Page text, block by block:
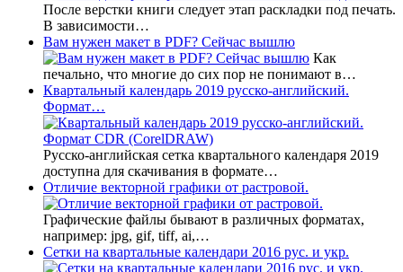
После верстки книги следует этап раскладки под печать.
В зависимости…
Вам нужен макет в PDF? Сейчас вышлю
Как
печально, что многие до сих пор не понимают в…
Квартальный календарь 2019 русско-английский.
Формат…
Русско-английская сетка квартального календаря 2019
доступна для скачивания в формате…
Отличие векторной графики от растровой.
Графические файлы бывают в различных форматах,
например: jpg, gif, tiff, ai,…
Сетки на квартальные календари 2016 рус. и укр.